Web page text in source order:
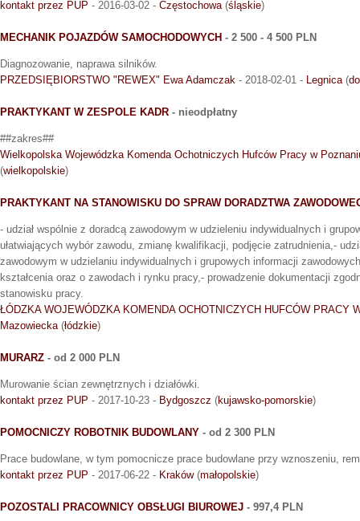
kontakt przez PUP - 2016-03-02 - Częstochowa(śląskie)
MECHANIK POJAZDÓW SAMOCHODOWYCH - 2 500 - 4 500 PLN
Diagnozowanie, naprawa silników.
PRZEDSIĘBIORSTWO "REWEX" Ewa Adamczak - 2018-02-01 - Legnica(
PRAKTYKANT W ZESPOLE KADR - nieodpłatny
##zakres##
Wielkopolska Wojewódzka Komenda Ochotniczych Hufców Pracy w
(wielkopolskie)
PRAKTYKANT NA STANOWISKU DO SPRAW DORADZTWA
- udział wspólnie z doradcą zawodowym w udzieleniu indywidualnych i
ułatwiających wybór zawodu, zmianę kwalifikacji, podjęcie zatrudnienia,-
zawodowym w udzielaniu indywidualnych i grupowych informacji
kształcenia oraz o zawodach i rynku pracy,- prowadzenie dokumentacji
stanowisku pracy.
ŁÓDZKA WOJEWÓDZKA KOMENDA OCHOTNICZYCH HUFCÓW PRACY
Mazowiecka(łódzkie)
MURARZ - od 2 000 PLN
Murowanie ścian zewnętrznych i działówki.
kontakt przez PUP - 2017-10-23 - Bydgoszcz (kujawsko-pomorskie)
POMOCNICZY ROBOTNIK BUDOWLANY - od 2 300 PLN
Prace budowlane, w tym pomocnicze prace budowlane przy wznoszeniu,
kontakt przez PUP - 2017-06-22 - Kraków(małopolskie)
POZOSTALI PRACOWNICY OBSŁUGI BIUROWEJ - 997,4 PLN